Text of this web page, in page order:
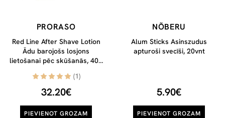
PRORASO
Red Line After Shave Lotion
Ādu barojošs losjons
lietošanai pēc skūšanās, 400
(1)
32.20€
PIEVIENOT GROZAM
NÕBERU
Alum Sticks Asinszudus
apturoši svecīši, 20vnt
5.90€
PIEVIENOT GROZAM